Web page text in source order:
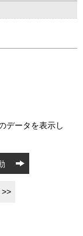
データを表示し
>>